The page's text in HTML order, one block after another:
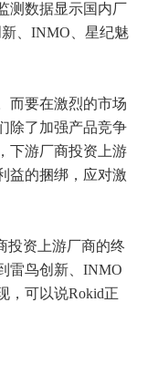
测数据显示国内厂
、INMO、星纪魅
而要在激烈的市场
除了加强产品竞争
下游厂商投资上游
益的捆绑，应对激
投资上游厂商的终
雷鸟创新、INMO
，可以说Rokid正